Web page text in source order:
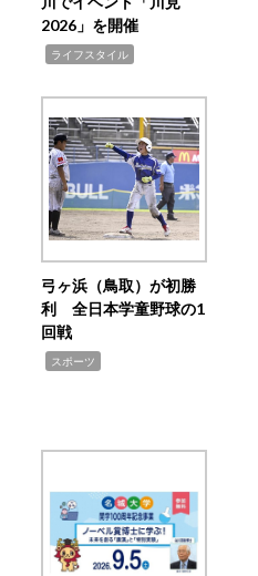
2026」を開催
ライフスタイル
弓ヶ浜（鳥取）が初勝
利 全日本学童野球の1
回戦
スポーツ